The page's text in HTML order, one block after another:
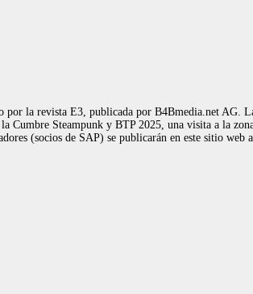
por la revista E3, publicada por B4Bmedia.net AG.
la Cumbre Steampunk y BTP 2025, una visita a la
(socios de SAP) se publicarán en este sitio web